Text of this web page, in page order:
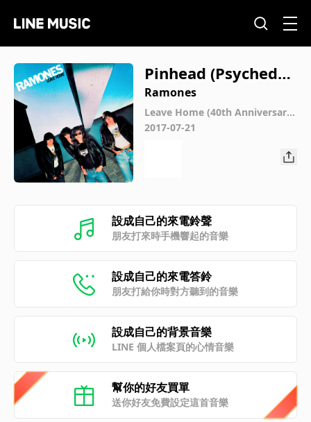
Pinhead (Psychedeli
c Mix)
Ramones
Leave Home (40th Anniversary
Deluxe Edition)
2017-07-21
設成自己的來電鈴聲
朋友打來時手機響起的音樂
設成自己的來電答鈴
朋友打給你時對方聽到的音樂
設成自己的背景音樂
LINE 個人檔案頁的心情音樂
幫你的好友買單
送你好友免費設定這首音樂